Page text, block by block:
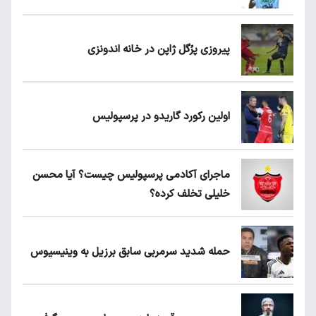
پیروزی پرُگل ژاپن در خانه اندونزی
اولین رکورد گاریدو در پرسپولیس
ماجرای آکادمی پرسپولیس چیست؟ آیا محسن
خلیلی تخلف کرده؟
حمله شدید سرمربی سابق برزیل به وینیسیوس